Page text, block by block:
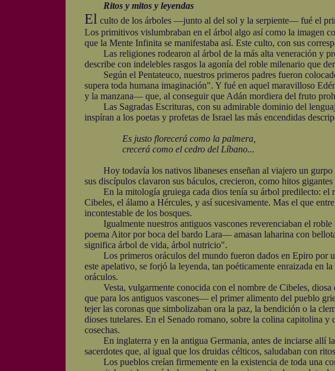
Ritos y mitos y leyendas
El culto de los árboles —junto al del sol y la serpiente— fué el
Los primitivos vislumbraban en el árbol algo así como la imagen
que la Mente Infinita se manifestaba así. Este culto, con sus
Las religiones rodearon al árbol de la más alta veneración y
describe con indelebles rasgos la agonía del roble milenario que
Según el Pentateuco, nuestros primeros padres fueron
supera toda humana imaginación". Y fué en aquel maravilloso
y la manzana— que, al conseguir que Adán mordiera del fruto
Las Sagradas Escrituras, con su admirable dominio del
inspíran a los poetas y profetas de Israel las más encendidas
Es justo florecerá como la palmera,
crecerá como el cedro del Líbano...
Hoy todavía los nativos libaneses enseñan al viajero un gurpo
sus discípulos clavaron sus báculos, crecieron, como hitos
En la mitología gruiega cada dios tenía su árbol predilecto: el
Cibeles, el álamo a Hércules, y así sucesivamente. Mas el que
incontestable de los bosques.
Igualmente nuestros antiguos vascones reverenciaban el
poema Aitor por boca del bardo Lara— amasan laharina con
significa árbol de vida, árbol nutricio".
Los primeros oráculos del mundo fueron dados en Epiro por
este apelativo, se forjó la leyenda, tan poéticamente enraizada en
oráculos.
Vesta, vulgarmente conocida con el nombre de Cibeles, diosa
que para los antiguos vascones— el primer alimento del pueblo
tejer las coronas que simbolizaban ora la paz, la bendición o la
dioses tutelares. En el Senado romano, sobre la colina capitolina
cosechas.
En inglaterra y en la antigua Germania, antes de inciarse allí la
sacerdotes que, al igual que los druidas célticos, saludaban con
Los pueblos creían firmemente en la existencia de toda una